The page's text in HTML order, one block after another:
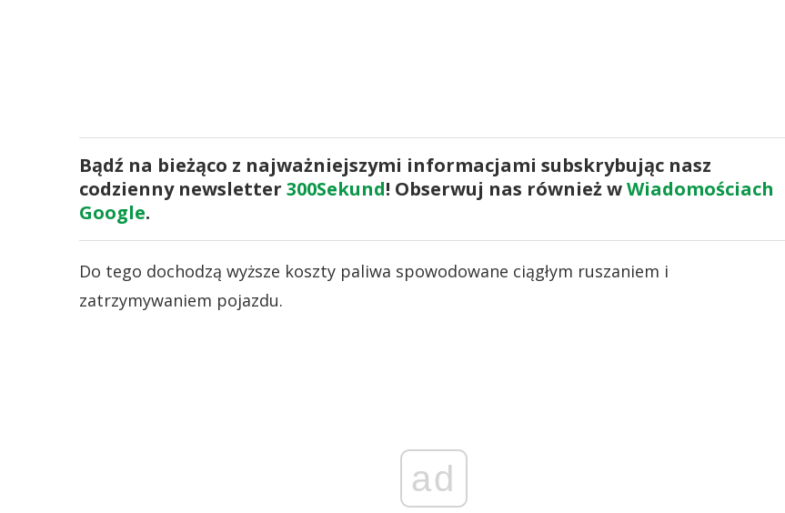
Bądź na bieżąco z najważniejszymi informacjami subskrybując nasz
codzienny newsletter 300Sekund! Obserwuj nas również wWiadomościach
Google.
Do tego dochodzą wyższe koszty paliwa spowodowane ciągłym ruszaniem i
zatrzymywaniem pojazdu.
ad